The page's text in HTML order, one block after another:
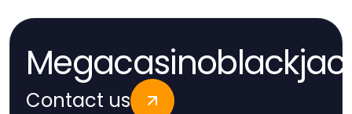
Contact us